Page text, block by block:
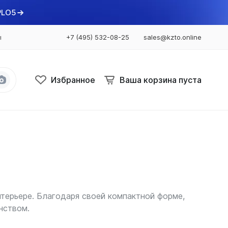
+7 (495) 532-08-25 sales@kzto.online
Избранное Ваша корзина пуста
Благодаря своей компактной форме,